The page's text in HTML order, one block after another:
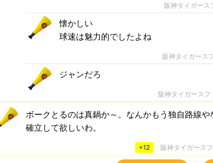
阪神タイガース
懐かしい
球速は魅力的でしたよね
阪神タイガース
ジャンだろ
阪神タイガースフ
ボークとるのは真鍋か～。なんかもう独自路線
確立して欲しいわ。
+12 阪神タイガースフ